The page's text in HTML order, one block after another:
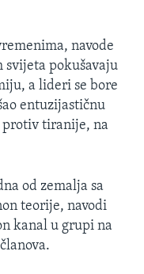
navode
pokušavaju
a lideri se bore
entuzijastičnu
protiv tiranije, na
od zemalja sa
teorije, navodi
kanal u grupi na